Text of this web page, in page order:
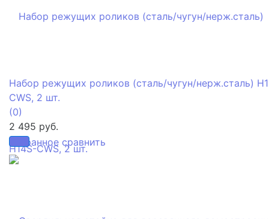
избранное сравнить
Набор режущих роликов (сталь/чугун/нерж.сталь)
CWS, 2 шт.
(0)
2 495 руб.